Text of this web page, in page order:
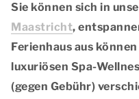
Sie können sich in
Maastricht,
Ferienhaus aus
luxuriösen Spa-
(gegen Gebühr)